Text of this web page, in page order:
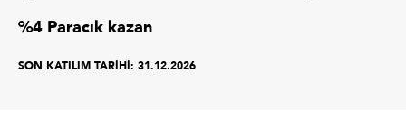
%4 Paracık​ kazan
SON KATILIM TARİHİ: 31.12.2026